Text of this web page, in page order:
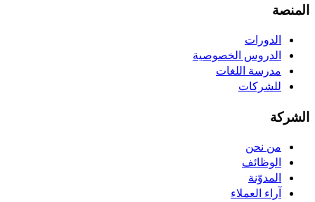
المنصة
الدورات
الدروس الخصوصية
مدرسة اللغات
للشركات
الشركة
من نحن
الوظائف
المدوّنة
آراء العملاء